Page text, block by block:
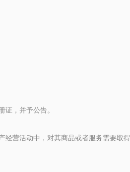
，并予公告。
活动中，对其商品或者服务需要取